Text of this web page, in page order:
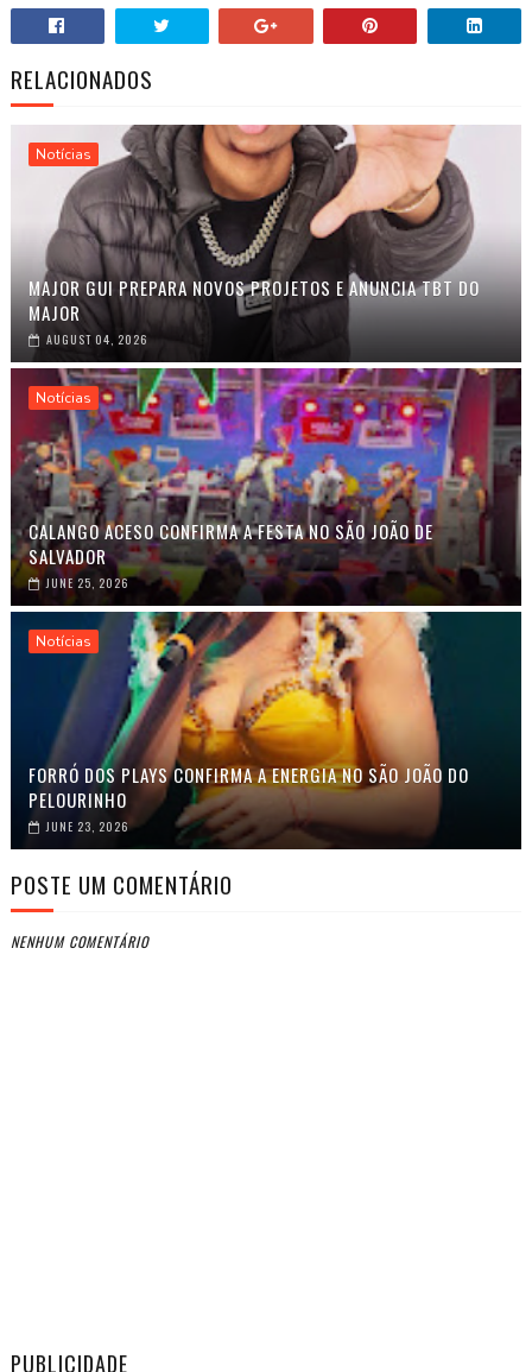
RELACIONADOS
Notícias
MAJOR GUI PREPARA NOVOS PROJETOS E ANUNCIA TBT DO
MAJOR
AUGUST 04, 2026
Notícias
CALANGO ACESO CONFIRMA A FESTA NO SÃO JOÃO DE
SALVADOR
JUNE 25, 2026
Notícias
FORRÓ DOS PLAYS CONFIRMA A ENERGIA NO SÃO JOÃO DO
PELOURINHO
JUNE 23, 2026
POSTE UM COMENTÁRIO
NENHUM COMENTÁRIO
PUBLICIDADE